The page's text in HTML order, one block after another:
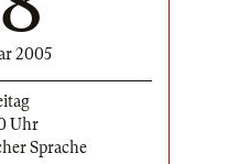
2005
Uhr
Sprache